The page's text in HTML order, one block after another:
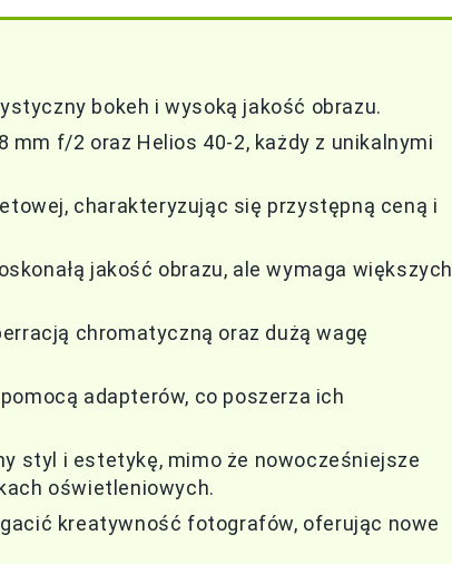
bokeh i wysoką jakość obrazu.
mm f/2 oraz Helios 40-2, każdy z unikalnymi
charakteryzując się przystępną ceną i
jakość obrazu, ale wymaga większych
chromatyczną oraz dużą wagę
adapterów, co poszerza ich
styl i estetykę, mimo że nowocześniejsze
oświetleniowych.
kreatywność fotografów, oferując nowe